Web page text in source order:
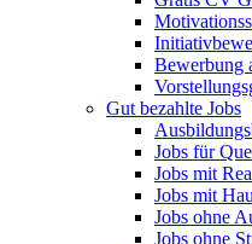
Bewerbung
Gut bezahlte Jobs
Jobs für
Jobs mit
Jobs mit
Jobs ohne
Jobs ohne